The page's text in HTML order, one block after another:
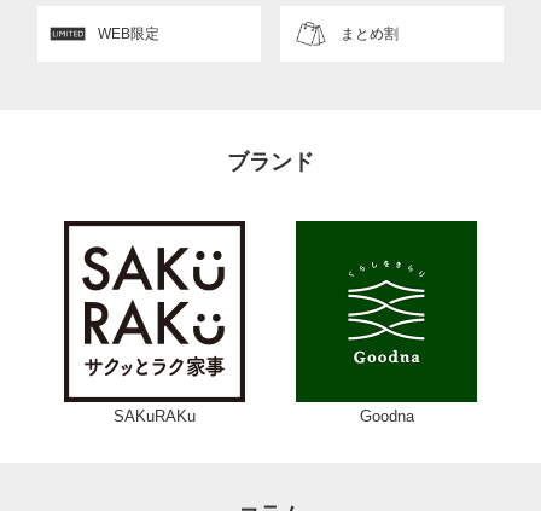
WEB限定 まとめ割
ブランド
SAKuRAKu Goodna